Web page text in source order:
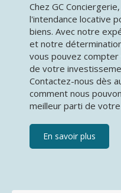
Chez GC
l'intendance locative
biens. Avec notre
et notre
vous pouvez
de votre
Contactez-nous dès
comment nous
meilleur parti de
En savoir plus